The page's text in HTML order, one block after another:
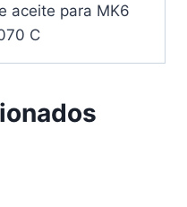
aceite para MK6
C